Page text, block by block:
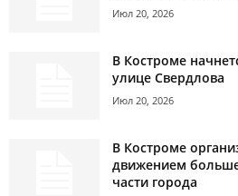
Июл 20, 2026
В Костроме
улице Свердлова
Июл 20, 2026
В Костроме
движением
части города